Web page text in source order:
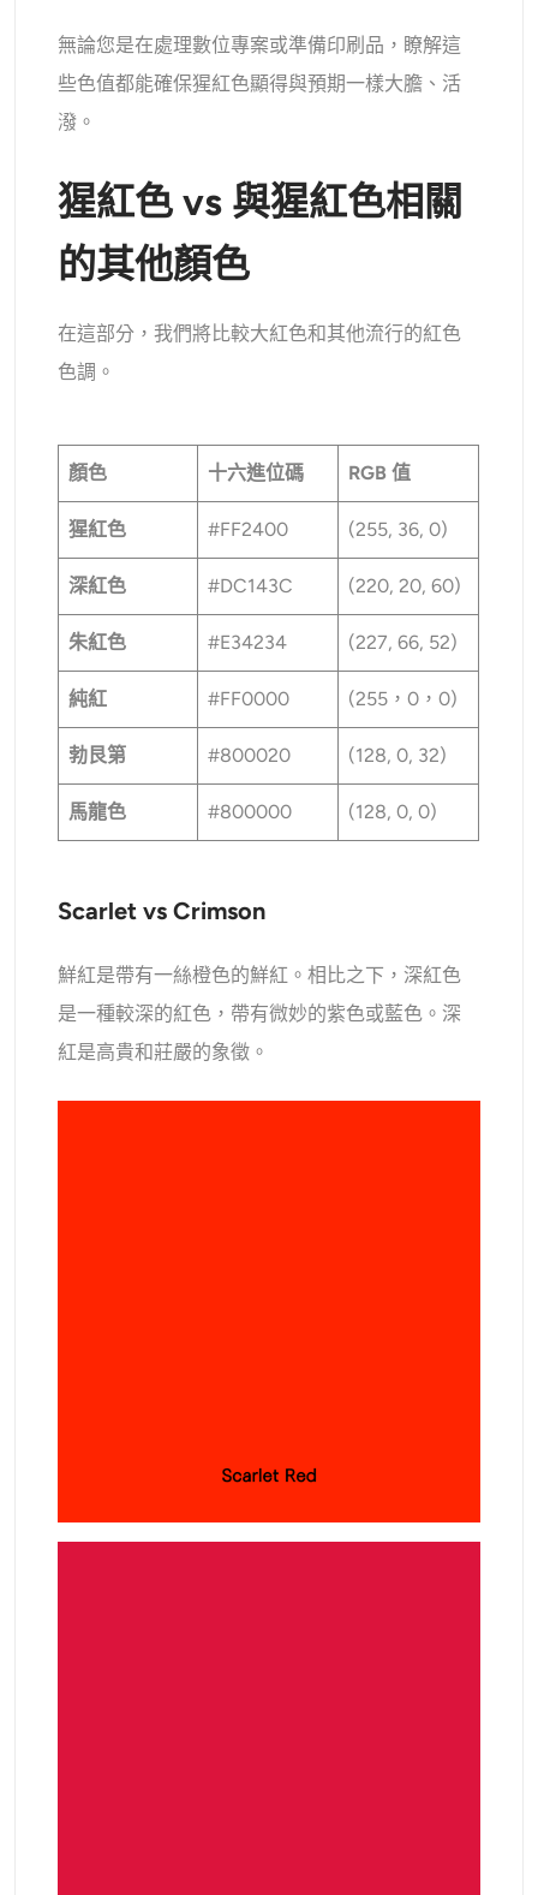
無論您是在處理數位專案或準備印刷品，瞭解這
些色值都能確保猩紅色顯得與預期一樣大膽、活
潑。
猩紅色 vs 與猩紅色相關
的其他顏色
在這部分，我們將比較大紅色和其他流行的紅色
色調。
顏色 十六進位碼 RGB 值
猩紅色 #FF2400 (255, 36, 0)
深紅色 #DC143C (220, 20, 60)
朱紅色 #E34234 (227, 66, 52)
純紅 #FF0000 (255，0，0)
勃艮第 #800020 (128, 0, 32)
馬龍色 #800000 (128, 0, 0)
Scarlet vs Crimson
鮮紅是帶有一絲橙色的鮮紅。相比之下，深紅色
是一種較深的紅色，帶有微妙的紫色或藍色。深
紅是高貴和莊嚴的象徵。